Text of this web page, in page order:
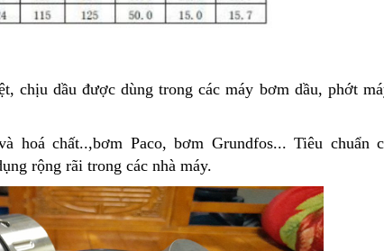
chịu dầu được dùng trong các máy bơm dầu, phớt
chất..,bơm Paco, bơm Grundfos... Tiêu chuẩn
rộng rãi trong các nhà máy.